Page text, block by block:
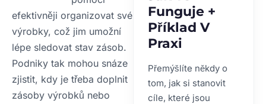
efektivněji organizovat své
výrobky, což jim umožní
lépe sledovat stav zásob.
Podniky tak mohou snáze
zjistit, kdy je třeba doplnit
zásoby výrobků nebo
Funguje +
Příklad V
Praxi
Přemýšlíte někdy o
tom, jak si stanovit
cíle, které jsou